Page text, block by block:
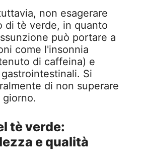
non esagerare
di tè verde, in quanto
può portare a
come l'insonnia
di caffeina) e
Si
di non superare
tè verde:
e qualità